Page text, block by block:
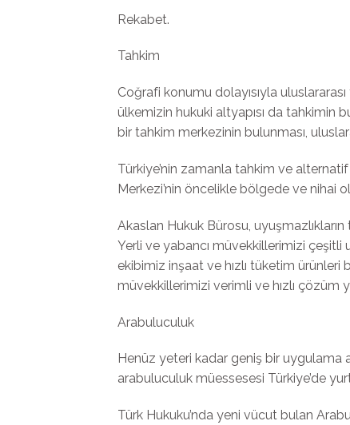
Rekabet.
Tahkim
Coğrafi konumu dolayısıyla
ülkemizin hukuki altyapısı da tahkimin
bir tahkim merkezinin bulunması,
Türkiye’nin zamanla tahkim ve
Merkezi’nin öncelikle bölgede ve nihai
Akaslan Hukuk Bürosu,
Yerli ve yabancı müvekkillerimizi
ekibimiz inşaat ve hızlı tüketim
müvekkillerimizi verimli ve hızlı çözüm
Arabuluculuk
Henüz yeteri kadar geniş bir uygulama
arabuluculuk müessesesi Türkiye’de
Türk Hukuku’nda yeni vücut bulan